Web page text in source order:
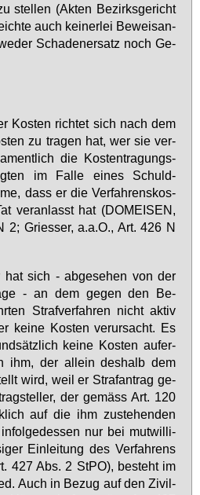
stel­len (Ak­ten Be­zirks­ge­richt
auch kei­ner­lei Be­weis­an­
Scha­den­er­satz noch Ge­
Kos­ten rich­tet sich nach dem
zu tra­gen hat, wer sie ver­
die Kos­ten­tra­gungs­
im Fal­le ei­nes Schuld­
dass er die Ver­fah­rens­kos­
ver­an­lasst hat (DO­MEI­SEN,
2; Gries­ser, a.a.O., Art. 426 N
hat sich - ab­ge­se­hen von der
- an dem ge­gen den Be­
Straf­ver­fah­ren nicht ak­tiv
kei­ne Kos­ten ver­ur­sacht. Es
kei­ne Kos­ten auf­er­
ihm, der al­lein des­halb dem
wird, weil er Straf­an­trag ge­
der ge­mäss Art. 120
auf die ihm zu­ste­hen­den
nur bei mut­wil­li­
Ein­lei­tung des Ver­fah­rens
427 Abs. 2 StPO), be­steht im
Auch in Be­zug auf den Zi­vil­